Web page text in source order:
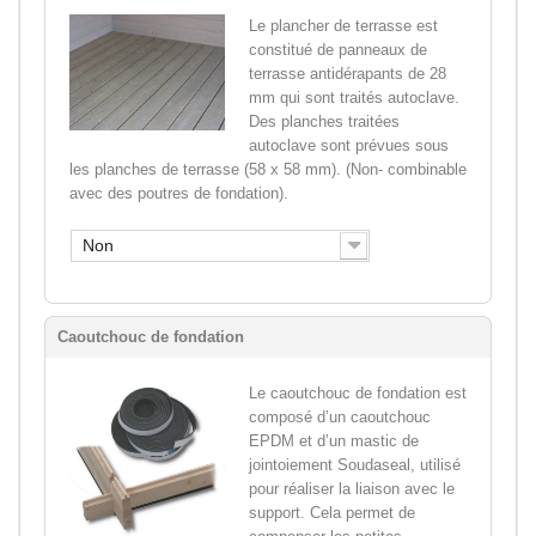
Le plancher de terrasse est
constitué de panneaux de
terrasse antidérapants de 28
mm qui sont traités autoclave.
Des planches traitées
autoclave sont prévues sous
les planches de terrasse (58 x 58 mm). (Non- combinable
avec des poutres de fondation).
Non
Caoutchouc de fondation
Le caoutchouc de fondation est
composé d’un caoutchouc
EPDM et d’un mastic de
jointoiement Soudaseal, utilisé
pour réaliser la liaison avec le
support. Cela permet de